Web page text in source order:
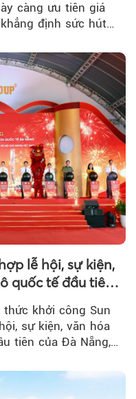
càng ưu tiên giá
định sức hút
lễ hội, sự kiện,
quốc tế đầu tiên
thức khởi công Sun
sự kiện, văn hóa
tiên của Đà Nẵng,…